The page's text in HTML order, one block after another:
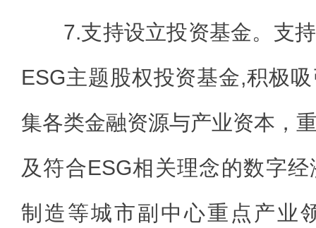
7.支持设立投资基金。支
ESG主题股权投资基金,积极
集各类金融资源与产业资本，
及符合ESG相关理念的数字
制造等城市副中心重点产业